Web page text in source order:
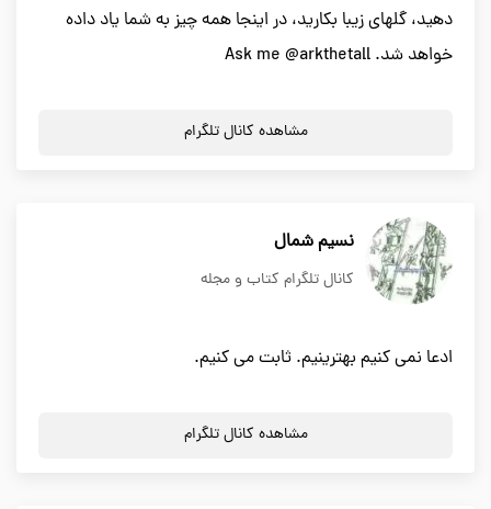
دهید، گلهای زیبا بکارید، در اینجا همه چیز به شما یاد داده
خواهد شد. Ask me @arkthetall
مشاهده کانال تلگرام
نسیم شمال
کانال تلگرام کتاب و مجله
ادعا نمی کنیم بهترینیم. ثابت می کنیم.
مشاهده کانال تلگرام